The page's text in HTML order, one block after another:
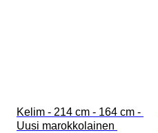
Kelim - 214 cm - 164 cm -
Uusi marokkolainen